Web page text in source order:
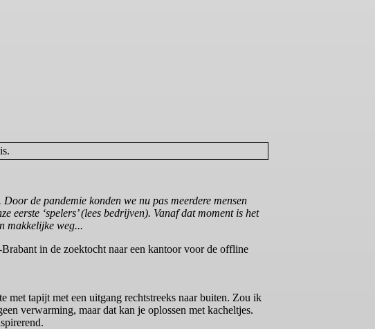
de pandemie konden we nu pas meerdere mensen
‘spelers’ (lees bedrijven). Vanaf dat moment is het
makkelijke weg...
in de zoektocht naar een kantoor voor de offline
tapijt met een uitgang rechtstreeks naar buiten. Zou ik
verwarming, maar dat kan je oplossen met kacheltjes.